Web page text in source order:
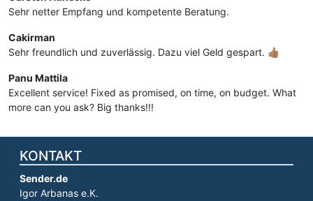
Sehr netter Empfang und kompetente Beratung.
Cakirman
Sehr freundlich und zuverlässig. Dazu viel Geld gespart. 👍🏽
Panu Mattila
Excellent service! Fixed as promised, on time, on budget. What
more can you ask? Big thanks!!!
KONTAKT
Sender.de
Igor Arbanas e.K.